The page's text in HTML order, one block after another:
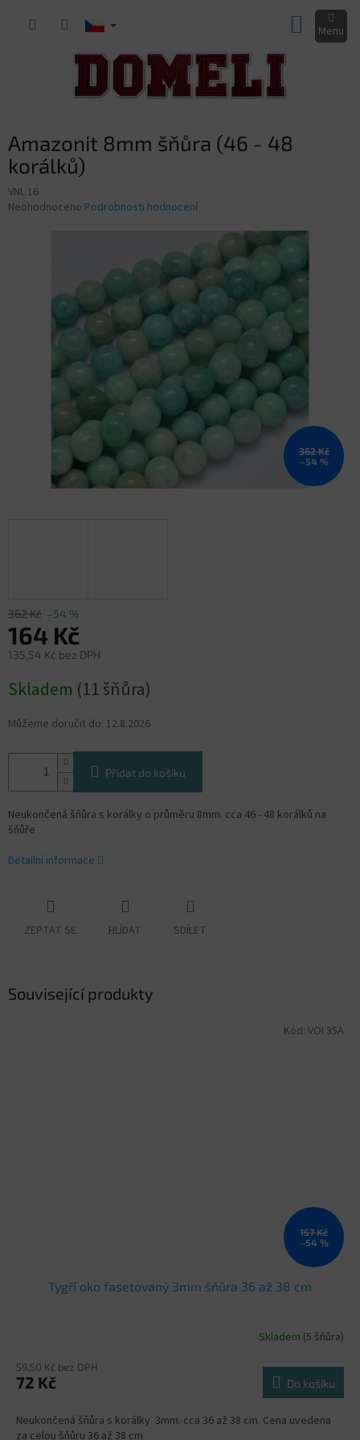
KOŠÍK
Amazonit 8mm šňůra (46 - 48
korálků)
VNL 16
Průměrné
Neohodnoceno Podrobnosti hodnocení
362 Kč
–54 %
362 Kč –54 %
164 Kč
135,54 Kč bez DPH
cena:
Skladem (11 šňůra)
Můžeme doručit do: 12.8.2026
Přidat do košíku
Neukončená šňůra s korálky o průměru 8mm. cca 46 - 48 korálků na
šňůře
Detailní informace
ZEPTAT SE HLÍDAT SDÍLET
Související produkty
157 Kč
–54 %
Tygří oko fasetovaný 3mm šňůra 36 až 38 cm
Skladem (5 šňůra)
59,50 Kč bez DPH
72 Kč Do košíku
Neukončená šňůra s korálky 3mm. cca 36 až 38 cm. Cena uvedena
za celou šňůru 36 až 38 cm
Kód: VOI 35A